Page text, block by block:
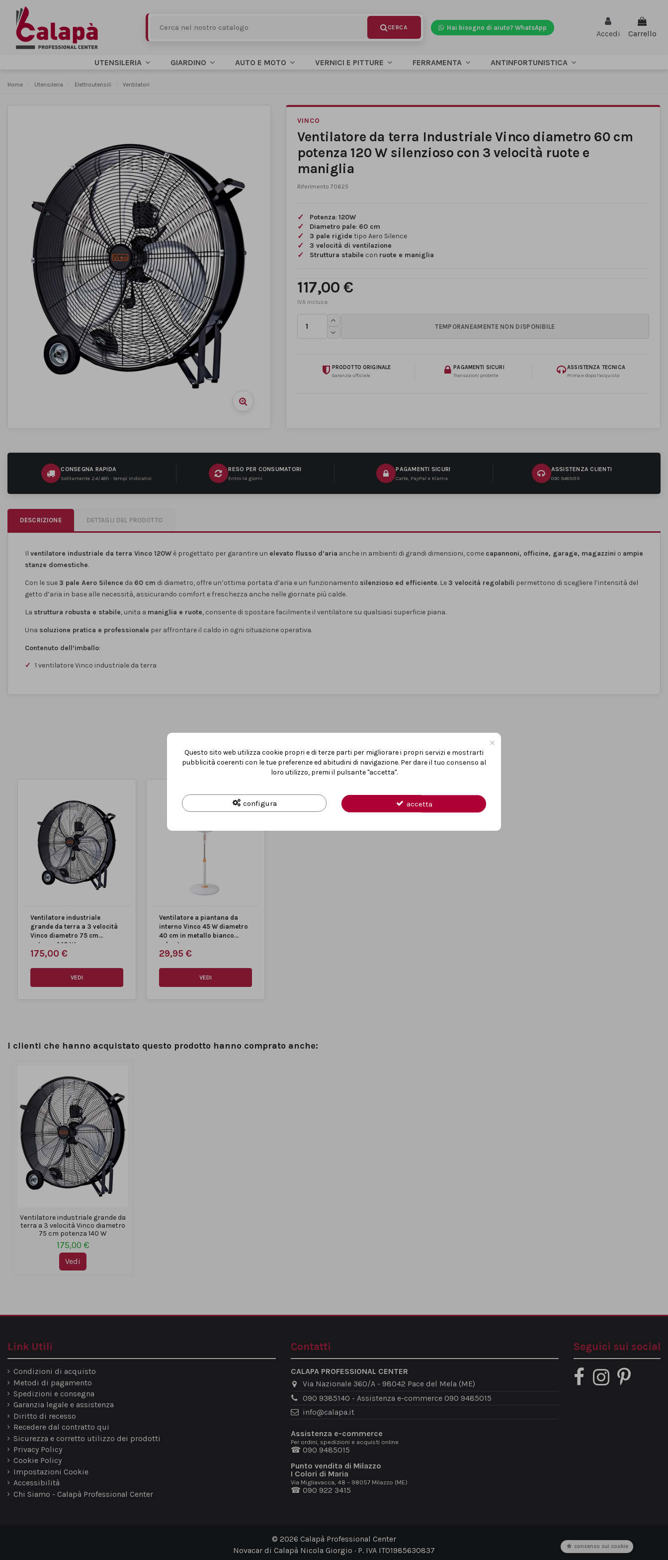
Hai bisogno di aiuto? WhatsApp
Accedi Carrello
UTENSILERIA GIARDINO AUTO E MOTO VERNICI E PITTURE FERRAMENTA ANTINFORTUNISTICA
Home Utensileria Elettroutensili Ventilatori
VINCO
Ventilatore da terra Industriale Vinco diametro 60 cm
potenza 120 W silenzioso con 3 velocità ruote e
maniglia
Riferimento 70625
Potenza: 120W
Diametro pale: 60 cm
3 pale rigide tipo Aero Silence
3 velocità di ventilazione
Struttura stabile con ruote e maniglia
117,00 €
PRODOTTO ORIGINALE
Garanzia ufficiale
PAGAMENTI SICURI
Transazioni protette
ASSISTENZA TECNICA
Prima e dopo l’acquisto
CONSEGNA RAPIDA
Solitamente 24/48h · tempi indicativi
RESO PER CONSUMATORI
Entro 14 giorni
PAGAMENTI SICURI
Carte, PayPal e Klarna
ASSISTENZA CLIENTI
090 9485015
DESCRIZIONE DETTAGLI DEL PRODOTTO
Il ventilatore industriale da terra Vinco 120W è progettato per garantire un elevato flusso d’aria anche in ambienti di grandi dimensioni, come capannoni, officine, garage, magazzini o ampie
stanze domestiche.
Con le sue3 pale Aero Silence da 60 cm di diametro, offre un’ottima portata d’aria e un funzionamento silenzioso ed efficiente. Le3 velocità regolabili permettono di scegliere l’intensità del
getto d’aria in base alle necessità, assicurando comfort e freschezza anche nelle giornate più calde.
La struttura robusta e stabile, unita a maniglia e ruote, consente di spostare facilmente il ventilatore su qualsiasi superficie piana.
Una soluzione pratica e professionale per affrontare il caldo in ogni situazione operativa.
Contenuto dell’imballo:
1 ventilatore Vinco industriale da terra
POTREBBE ANCHE PIACERTI
Ventilatore industriale
grande da terra a 3 velocità
Vinco diametro 75 cm
potenza 140 W
175,00 €
VEDI
Ventilatore a piantana da
interno Vinco 45 W diametro
40 cm in metallo bianco
robusto...
29,95 €
VEDI
I clienti che hanno acquistato questo prodotto hanno comprato anche:
Ventilatore industriale grande da
terra a 3 velocità Vinco diametro
75 cm potenza 140 W
175,00 €
Vedi
Link Utili
Condizioni di acquisto
Metodi di pagamento
Spedizioni e consegna
Garanzia legale e assistenza
Diritto di recesso
Recedere dal contratto qui
Sicurezza e corretto utilizzo dei prodotti
Privacy Policy
Cookie Policy
Impostazioni Cookie
Accessibilità
Chi Siamo - Calapà Professional Center
Contatti
CALAPA PROFESSIONAL CENTER
Via Nazionale 360/A - 98042 Pace del Mela (ME)
090 9385140 - Assistenza e-commerce 090 9485015
info@calapa.it
Assistenza e-commerce
Per ordini, spedizioni e acquisti online
☎ 090 9485015
Punto vendita di Milazzo
I Colori di Maria
Via Migliavacca, 48 – 98057 Milazzo (ME)
☎ 090 922 3415
Seguici sui social
© 2026 Calapà Professional Center
Novacar di Calapà Nicola Giorgio · P. IVA IT01985630837
×
Questo sito web utilizza cookie propri e di terze parti per migliorare i propri servizi e mostrarti
pubblicità coerenti con le tue preferenze ed abitudini di navigazione. Per dare il tuo consenso al
loro utilizzo, premi il pulsante "accetta".
configura accetta
consenso sui cookie